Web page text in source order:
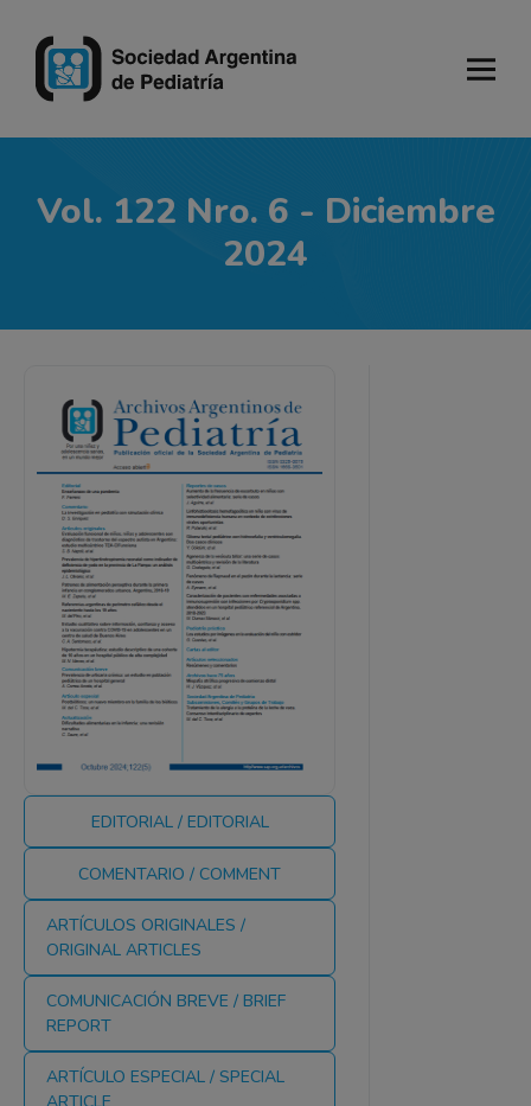
Vol. 122 Nro. 6 - Diciembre
2024
EDITORIAL / EDITORIAL
COMENTARIO / COMMENT
ARTÍCULOS ORIGINALES /
ORIGINAL ARTICLES
COMUNICACIÓN BREVE / BRIEF
REPORT
ARTÍCULO ESPECIAL / SPECIAL